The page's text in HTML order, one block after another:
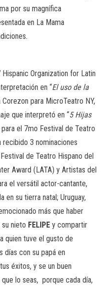
por su magnífica
en La Mama
Organization for Latin
en “El uso de la
para MicroTeatro NY,
que interpretó en “5 Hijas
el 7mo Festival de Teatro
recibido 3 nominaciones
de Teatro Hispano del
Award (LATA) y Artistas del
el versátil actor-cantante,
en su tierra natal; Uruguay,
más que haber
nieto FELIPE y compartir
a quien tuve el gusto de
días con su papá en
éxitos, y se un buen
lo seas, porque cada día,